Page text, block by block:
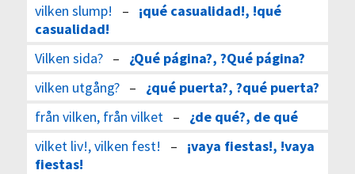
vilken slump! – ¡qué casualidad!, !qué
casualidad!
Vilken sida?– ¿Qué página?, ?Qué página?
vilken utgång?– ¿qué puerta?, ?qué puerta?
från vilken, från vilket– ¿de qué?, de qué
vilket liv!, vilken fest! – ¡vaya fiestas!, !vaya
fiestas!